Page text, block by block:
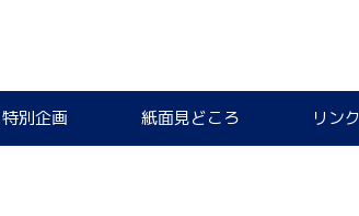
特別企画 紙面見どころ リンク